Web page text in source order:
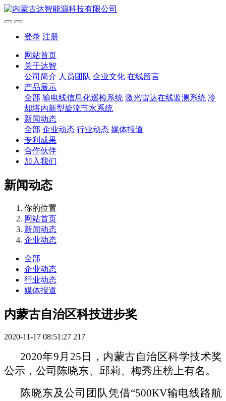
登录 注册
网站首页
关于达智
公司简介 人员团队 企业文化 在线留言
产品展示
全部 输电线信息化巡检系统 激光雷达在线监测系统 冷
却塔内新型旋流节水系统
新闻动态
全部 企业动态 行业动态 媒体报道
专利成果
合作伙伴
加入我们
新闻动态
你的位置
网站首页
新闻动态
企业动态
全部
企业动态
行业动态
媒体报道
内蒙古自治区科技进步奖
2020-11-17 08:51:27 217
2020年9月25日，内蒙古自治区科学技术奖
公示，公司陈晓东、邱莉、梅秀庄榜上有名。
陈晓东及公司团队凭借“500KV输电线路航